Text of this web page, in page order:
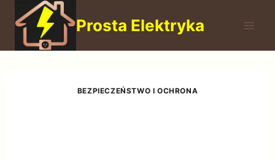
Przejdź
treści
Prosta Elektryka
BEZPIECZEŃSTWO I OCHRONA